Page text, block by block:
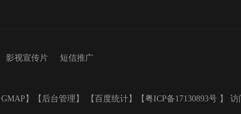
影视宣传片 短信推广
GMAP 】【 后台管理 】 【 百度统计 】【 粤ICP备17130893号 】 访